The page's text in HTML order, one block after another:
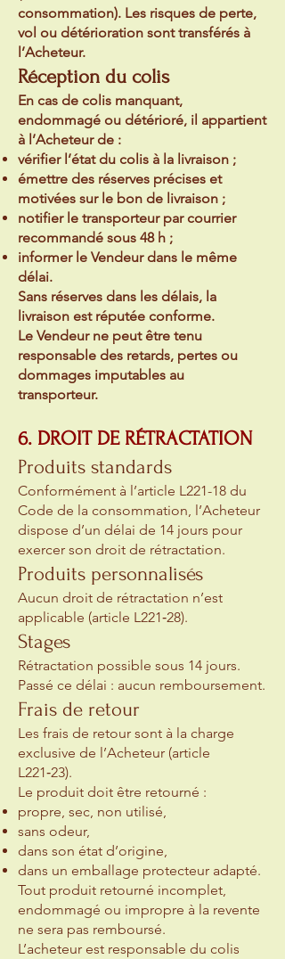
consommation). Les risques de perte,
vol ou détérioration sont transférés à
l’Acheteur.
Réception du colis
En cas de colis manquant,
endommagé ou détérioré, il appartient
à l’Acheteur de :
vérifier l’état du colis à la livraison ;
émettre des réserves précises et
motivées sur le bon de livraison ;
notifier le transporteur par courrier
recommandé sous 48 h ;
informer le Vendeur dans le même
délai.
Sans réserves dans les délais, la
livraison est réputée conforme.
Le Vendeur ne peut être tenu
responsable des retards, pertes ou
dommages imputables au
transporteur.
6. DROIT DE RÉTRACTATION
Produits standards
Conformément à l’article L221-18 du
Code de la consommation, l’Acheteur
dispose d’un délai de 14 jours pour
exercer son droit de rétractation.
Produits personnalisés
Aucun droit de rétractation n’est
applicable (article L221‑28).
Stages
Rétractation possible sous 14 jours.
Passé ce délai : aucun remboursement.
Frais de retour
Les frais de retour sont à la charge
exclusive de l’Acheteur (article
L221‑23).
Le produit doit être retourné :
propre, sec, non utilisé,
sans odeur,
dans son état d’origine,
dans un emballage protecteur adapté.
Tout produit retourné incomplet,
endommagé ou impropre à la revente
ne sera pas remboursé.
L’acheteur est responsable du colis